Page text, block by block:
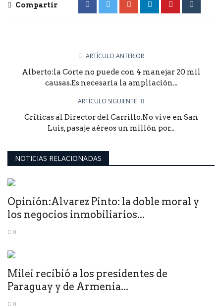
Compartir
ARTÍCULO ANTERIOR
Alberto:la Corte no puede con 4 manejar 20 mil
causas.Es necesaria la ampliación...
ARTÍCULO SIGUIENTE
Críticas al Director del Carrillo.No vive en San
Luis, pasaje aéreos un millón por...
NOTICIAS RELACIONADAS
Opinión:Alvarez Pinto: la doble moral y
los negocios inmobiliarios...
0
Milei recibió a los presidentes de
Paraguay y de Armenia...
0